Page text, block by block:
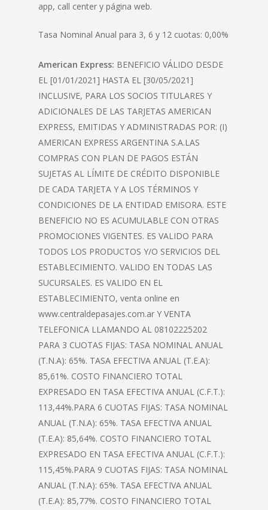
app, call center y página web.
Tasa Nominal Anual para 3, 6 y 12 cuotas: 0,00%
American Express: BENEFICIO VÁLIDO DESDE
EL [01/01/2021] HASTA EL [30/05/2021]
INCLUSIVE, PARA LOS SOCIOS TITULARES Y
ADICIONALES DE LAS TARJETAS AMERICAN
EXPRESS, EMITIDAS Y ADMINISTRADAS POR: (I)
AMERICAN EXPRESS ARGENTINA S.A.LAS
COMPRAS CON PLAN DE PAGOS ESTÁN
SUJETAS AL LÍMITE DE CRÉDITO DISPONIBLE
DE CADA TARJETA Y A LOS TÉRMINOS Y
CONDICIONES DE LA ENTIDAD EMISORA. ESTE
BENEFICIO NO ES ACUMULABLE CON OTRAS
PROMOCIONES VIGENTES. ES VALIDO PARA
TODOS LOS PRODUCTOS Y/O SERVICIOS DEL
ESTABLECIMIENTO. VALIDO EN TODAS LAS
SUCURSALES. ES VALIDO EN EL
ESTABLECIMIENTO, venta online en
www.centraldepasajes.com.ar Y VENTA
TELEFONICA LLAMANDO AL 08102225202
PARA 3 CUOTAS FIJAS: TASA NOMINAL ANUAL
(T.N.A): 65%. TASA EFECTIVA ANUAL (T.E.A):
85,61%. COSTO FINANCIERO TOTAL
EXPRESADO EN TASA EFECTIVA ANUAL (C.F.T.):
113,44%.PARA 6 CUOTAS FIJAS: TASA NOMINAL
ANUAL (T.N.A): 65%. TASA EFECTIVA ANUAL
(T.E.A): 85,64%. COSTO FINANCIERO TOTAL
EXPRESADO EN TASA EFECTIVA ANUAL (C.F.T.):
115,45%.PARA 9 CUOTAS FIJAS: TASA NOMINAL
ANUAL (T.N.A): 65%. TASA EFECTIVA ANUAL
(T.E.A): 85,77%. COSTO FINANCIERO TOTAL